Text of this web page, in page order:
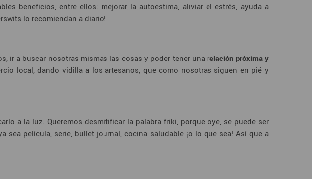
beneficios, entre ellos: mejorar la autoestima, aliviar el estrés, ayuda a
lo recomiendan a diario!
ir a buscar nosotras mismas las cosas y poder tener una relación próxima y
local, dando vidilla a los artesanos, que como nosotras siguen en pié y
a la luz. Queremos desmitificar la palabra friki, porque oye, se puede ser
película, serie, bullet journal, cocina saludable ¡o lo que sea! Así que a